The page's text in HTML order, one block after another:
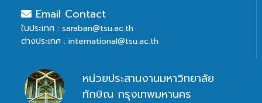
Email Contact
ในประเทศ : saraban@tsu.ac.th
ต่างประเทศ : international@tsu.ac.th
หน่วยประสานงานมหาวิทยาลัย
ทักษิณ กรุงเทพมหานคร